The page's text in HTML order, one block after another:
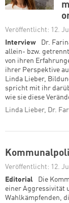
Veröffentlicht: 12.
Interview
Dr.
allein- bzw.
von ihren
ihrer Perspektive
Linda Lieber,
spricht mit ihr
wie sie diese
Linda Lieber, Dr.
Veröffentlicht: 12.
Editorial
Die
einer Aggressivität
Wahlkämpfenden,